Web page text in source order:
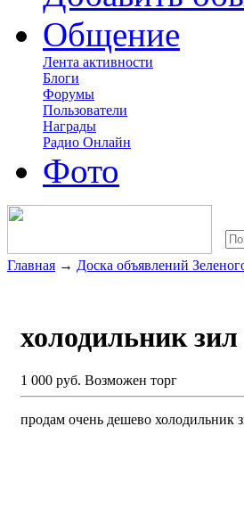
Общение
Лента активности
Блоги
Форумы
Пользователи
Награды
Радио Онлайн
Фото
Главная → Доска объявлений
холодильник зил
1 000 руб. Возможен торг
продам очень дешево холодильник